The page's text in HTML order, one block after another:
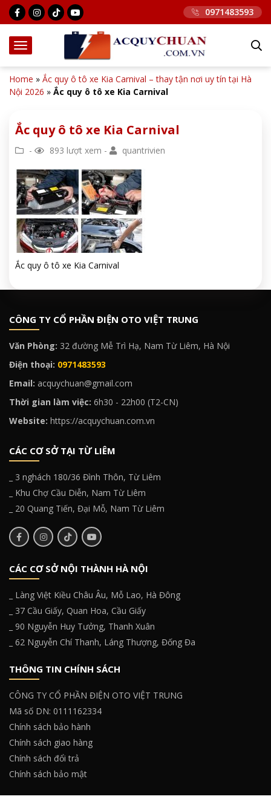
0971483593
Home » Ắc quy ô tô xe Kia Carnival – thay tận nơi uy tín tại Hà
Nội 2026 » Ắc quy ô tô xe Kia Carnival
Ắc quy ô tô xe Kia Carnival
- 893 lượt xem - quantrivien
Ắc quy ô tô xe Kia Carnival
CÔNG TY CỔ PHẦN ĐIỆN OTO VIỆT TRUNG
Văn Phòng: 32 đường Mễ Trì Hạ, Nam Từ Liêm, Hà Nội
Điện thoại: 0971483593
Email: acquychuan@gmail.com
Thời gian làm việc: 6h30 - 22h00 (T2-CN)
Website: https://acquychuan.com.vn
CÁC CƠ SỞ TẠI TỪ LIÊM
_ 3 nghách 180/36 Đình Thôn, Từ Liêm
_ Khu Chợ Cầu Diễn, Nam Từ Liêm
_ 20 Quang Tiến, Đại Mỗ, Nam Từ Liêm
CÁC CƠ SỞ NỘI THÀNH HÀ NỘI
_ Làng Việt Kiều Châu Âu, Mỗ Lao, Hà Đông
_ 37 Cầu Giấy, Quan Hoa, Cầu Giấy
_ 90 Nguyễn Huy Tưởng, Thanh Xuân
_ 62 Nguyễn Chí Thanh, Láng Thượng, Đống Đa
THÔNG TIN CHÍNH SÁCH
CÔNG TY CỔ PHẦN ĐIỆN OTO VIỆT TRUNG
Mã số DN: 0111162334
Chính sách bảo hành
Chính sách giao hàng
Chính sách đổi trả
Chính sách bảo mật